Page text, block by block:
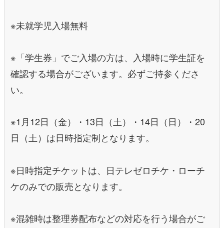
※未就学児入場無料
※「学生券」でご入場の方は、入場時に学生証を
確認する場合がございます。必ずご持参くださ
い。
※1月12日（金）・13日（土）・14日（日）・20
日（土）は日時指定制となります。
※日時指定チケットは、日テレゼロチケ・ローチ
ケのみでの販売となります。
※混雑時は整理券配布などの対応を行う場合がご